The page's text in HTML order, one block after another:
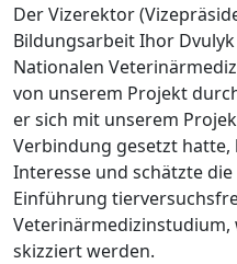
Der Vizerektor
Bildungsarbeit Ihor
Nationalen
von unserem Projekt
er sich mit unserem
Verbindung gesetzt
Interesse und schätzte
Einführung
Veterinärmedizinstudium,
skizziert werden.